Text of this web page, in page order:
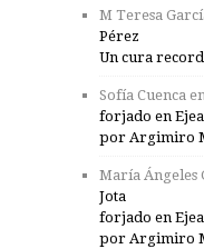
M Teresa
Pérez
Un cura
Sofía Cuenca
forjado en
por Argimiro
María Ángeles
Jota
forjado en
por Argimiro